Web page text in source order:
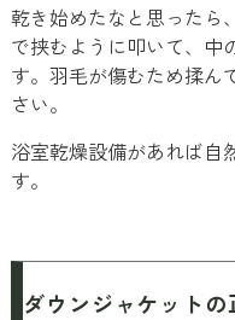
乾き始めたなと思ったら
で挟むように叩いて、中
す。羽毛が傷むため揉ん
さい。
浴室乾燥設備があれば自
す。
ダウンジャケット